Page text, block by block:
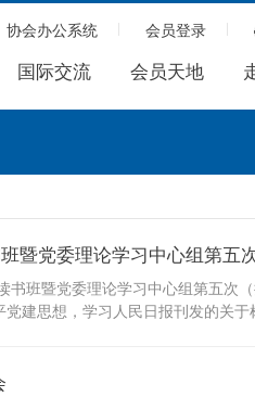
协会办公系统 会员登录
国际交流 会员天地
暨党委理论学习中心组第五
班暨党委理论学习中心组第五次
建思想，学习人民日报刊发的关
列新理念新思想新战略深刻回答了